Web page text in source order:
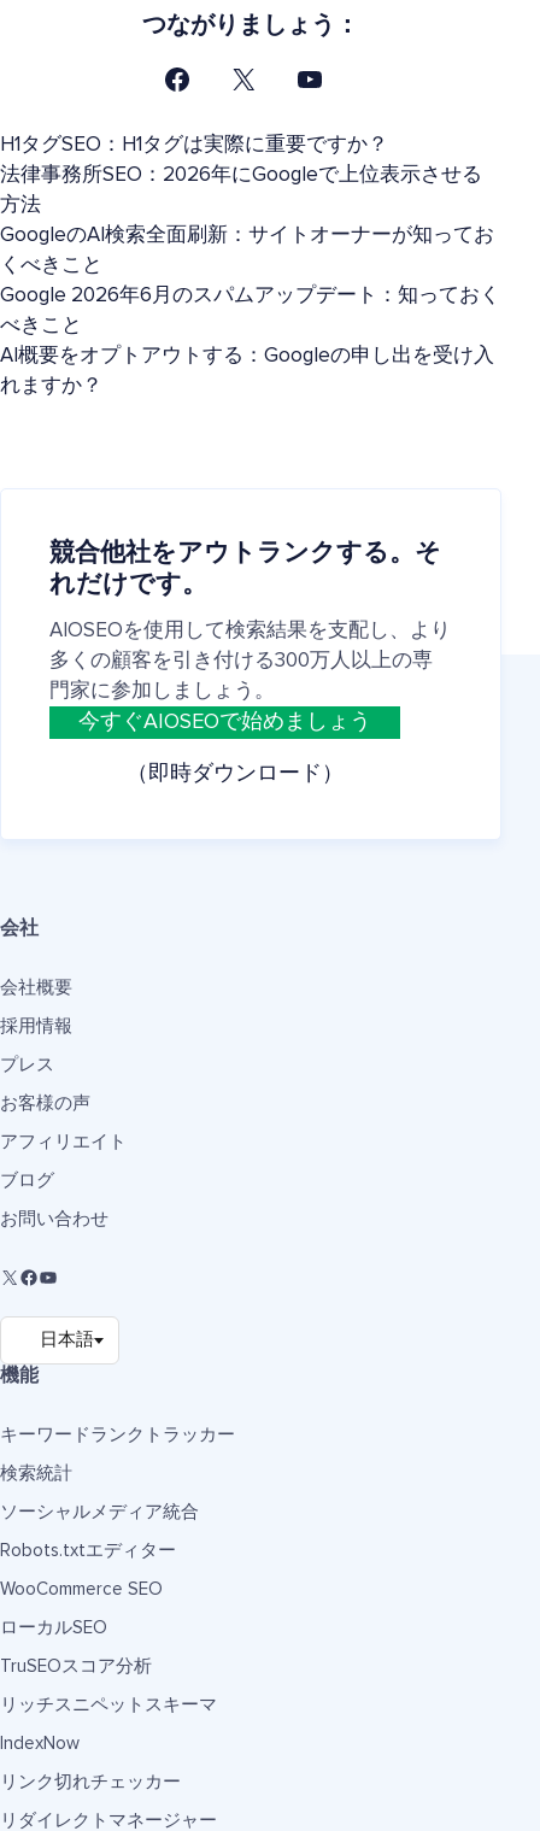
つながりましょう：
H1タグSEO：H1タグは実際に重要ですか？
法律事務所SEO：2026年にGoogleで上位表示させる
方法
GoogleのAI検索全面刷新：サイトオーナーが知ってお
くべきこと
Google 2026年6月のスパムアップデート：知っておく
べきこと
AI概要をオプトアウトする：Googleの申し出を受け入
れますか？
競合他社をアウトランクする。そ
れだけです。
AIOSEOを使用して検索結果を支配し、より
多くの顧客を引き付ける300万人以上の専
門家に参加しましょう。
今すぐAIOSEOで始めましょう
（即時ダウンロード）
会社
会社概要
採用情報
プレス
お客様の声
アフィリエイト
ブログ
お問い合わせ
機能
キーワードランクトラッカー
検索統計
ソーシャルメディア統合
Robots.txtエディター
WooCommerce SEO
ローカルSEO
TruSEOスコア分析
リッチスニペットスキーマ
IndexNow
リンク切れチェッカー
リダイレクトマネージャー